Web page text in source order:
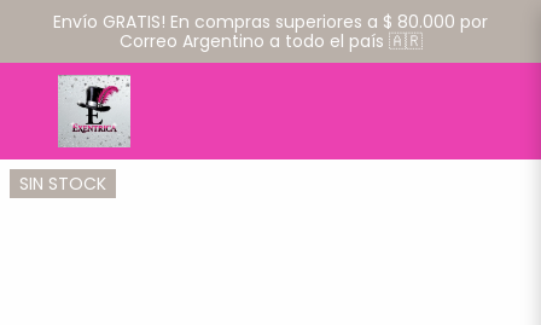
Envío GRATIS! En compras superiores a $ 80.000 por
Correo Argentino a todo el país 🇦🇷
SIN STOCK